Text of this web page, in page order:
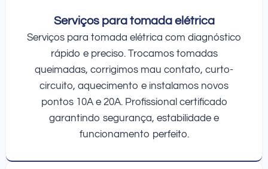
Serviços para tomada elétrica
Serviços para tomada elétrica com diagnóstico
rápido e preciso. Trocamos tomadas
queimadas, corrigimos mau contato, curto-
circuito, aquecimento e instalamos novos
pontos 10A e 20A. Profissional certificado
garantindo segurança, estabilidade e
funcionamento perfeito.